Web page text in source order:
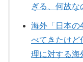
ぎる、何故な
海外「日本の
べてきたけど
理に対する海